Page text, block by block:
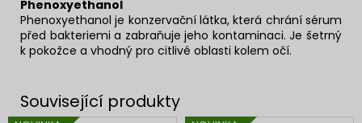
Phenoxyethanol
Phenoxyethanol je konzervační látka, která chrání sérum
před bakteriemi a zabraňuje jeho kontaminaci. Je šetrný
k pokožce a vhodný pro citlivé oblasti kolem očí.